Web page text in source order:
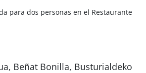
para dos personas en el Restaurante
Beñat Bonilla, Busturialdeko